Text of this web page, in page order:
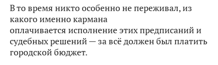
В то время никто особенно не переживал, из
какого именно кармана
оплачивается исполнение этих предписаний и
судебных решений — за всё должен был платить
городской бюджет.